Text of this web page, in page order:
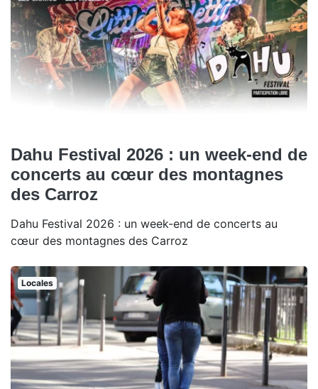
Dahu Festival 2026 : un week-end de
concerts au cœur des montagnes
des Carroz
Dahu Festival 2026 : un week-end de concerts au
cœur des montagnes des Carroz
Locales